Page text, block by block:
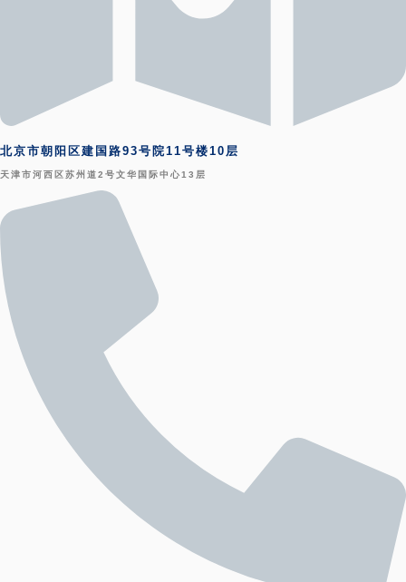
北京市朝阳区建国路93号院11号楼10层
天津市河西区苏州道2号文华国际中心13层